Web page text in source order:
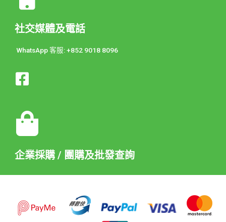
社交媒體及電話
WhatsApp 客服: +852 9018 8096
企業採購 / 團購及批發查詢